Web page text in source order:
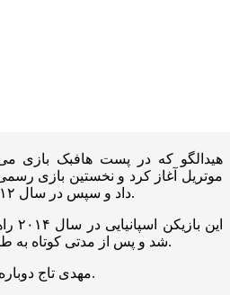
هیدالگو که در پست هافبک بازی
داد و سپس در سال ۲۰۱۲ به تیم دوم گرانادا پیوست.
این
شد و پس از مدتی کوتاه به طور قرضی به گرانادا بازگشت.
مهدی تاج دوباره رئیس فدراسیون فوتبال شد.